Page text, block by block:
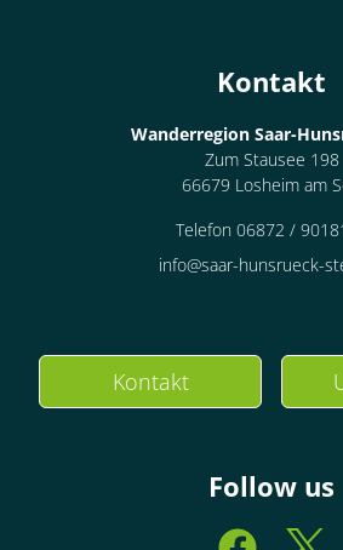
Kontakt
Wanderregion Saar-
Zum Stausee 198
66679 Losheim am
Telefon 06872 /
info@saar-hunsrueck-
Kontakt
Follow us